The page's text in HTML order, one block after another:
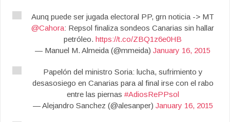
Aunq puede ser jugada electoral PP, grn noticia -> MT
@Cahora: Repsol finaliza sondeos Canarias sin hallar
petróleo. https://t.co/ZBQ1z6e0HB
— Manuel M. Almeida (@mmeida) January 16, 2015
Papelón del ministro Soria: lucha, sufrimiento y
desasosiego en Canarias para al final irse con el rabo
entre las piernas #AdiosRePPsol
— Alejandro Sanchez (@alesanper) January 16, 2015